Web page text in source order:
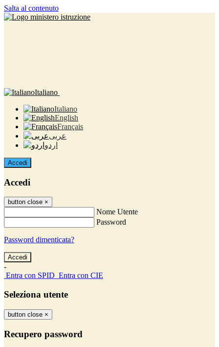
Salta al contenuto
Italiano
Italiano
English
Français
عربى
اردو
Accedi
Accedi
button close ×
Nome Utente
Password
Password dimenticata?
-
Entra con SPID Entra con CIE
Seleziona utente
button close ×
Recupero password